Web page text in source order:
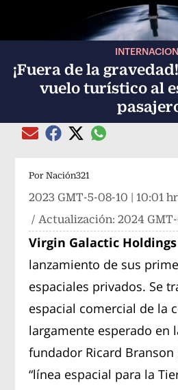
¡Fuera de la
vuelo turístico al
Compartir el artículo actual
Compartir el artículo actual
Compartir el artículo
Compartir el
Por Nación321
2023 GMT-5-08-10 | 10:01
/ Actualización:2024
Virgin Galactic Holdings
lanzamiento de sus
espaciales privados. Se
espacial comercial de la
largamente esperado en
fundador Ricard
“línea espacial para la